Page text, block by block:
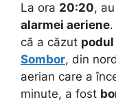
La ora 20:20,
alarmei aeriene
că a căzut podul
Sombor, din
aerian care a
minute, a fost